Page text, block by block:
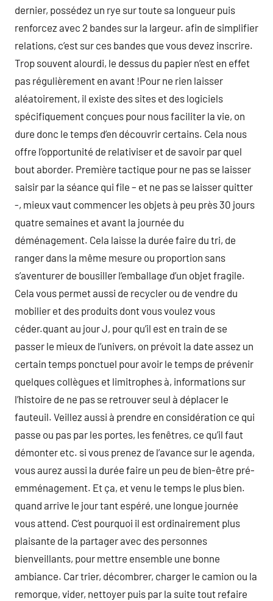
dernier, possédez un rye sur toute sa longueur puis
renforcez avec 2 bandes sur la largeur. afin de simplifier
relations, c’est sur ces bandes que vous devez inscrire.
Trop souvent alourdi, le dessus du papier n’est en effet
pas régulièrement en avant !Pour ne rien laisser
aléatoirement, il existe des sites et des logiciels
spécifiquement conçues pour nous faciliter la vie, on
dure donc le temps d’en découvrir certains. Cela nous
offre l’opportunité de relativiser et de savoir par quel
bout aborder. Première tactique pour ne pas se laisser
saisir par la séance qui file – et ne pas se laisser quitter
-, mieux vaut commencer les objets à peu près 30 jours
quatre semaines et avant la journée du
déménagement. Cela laisse la durée faire du tri, de
ranger dans la même mesure ou proportion sans
s’aventurer de bousiller l’emballage d’un objet fragile.
Cela vous permet aussi de recycler ou de vendre du
mobilier et des produits dont vous voulez vous
céder.quant au jour J, pour qu’il est en train de se
passer le mieux de l’univers, on prévoit la date assez un
certain temps ponctuel pour avoir le temps de prévenir
quelques collègues et limitrophes à, informations sur
l’histoire de ne pas se retrouver seul à déplacer le
fauteuil. Veillez aussi à prendre en considération ce qui
passe ou pas par les portes, les fenêtres, ce qu’il faut
démonter etc. si vous prenez de l’avance sur le agenda,
vous aurez aussi la durée faire un peu de bien-être pré-
emménagement. Et ça, et venu le temps le plus bien.
quand arrive le jour tant espéré, une longue journée
vous attend. C’est pourquoi il est ordinairement plus
plaisante de la partager avec des personnes
bienveillants, pour mettre ensemble une bonne
ambiance. Car trier, décombrer, charger le camion ou la
remorque, vider, nettoyer puis par la suite tout refaire